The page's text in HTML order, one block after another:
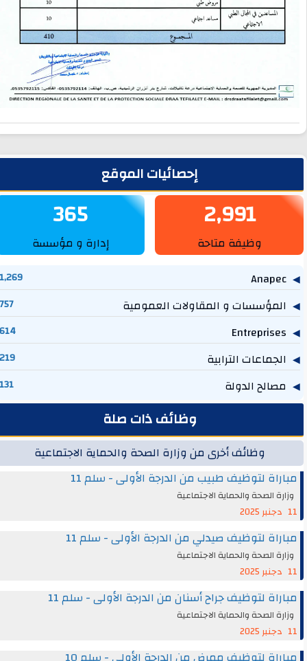
إحصائيات الموقع
2,991
وظيفة متاحة
365
إدارة و مؤسسة
Anapec
1,269
المؤسسات و المقاولات العمومية 757
Entreprises
614
الجماعات الترابية 219
مصالح الدولة 131
وظائف ذات صلة
وظائف أخرى من وزارة الصحة والحماية الاجتماعية
مباراة لتوظيف طبيب من الدرجة الأولى - سلم 11
وزارة الصحة والحماية الاجتماعية
11 دجنبر 2025
مباراة لتوظيف صيدلي من الدرجة الأولى - سلم 11
وزارة الصحة والحماية الاجتماعية
11 دجنبر 2025
مباراة لتوظيف جراح أسنان من الدرجة الأولى - سلم 11
وزارة الصحة والحماية الاجتماعية
11 دجنبر 2025